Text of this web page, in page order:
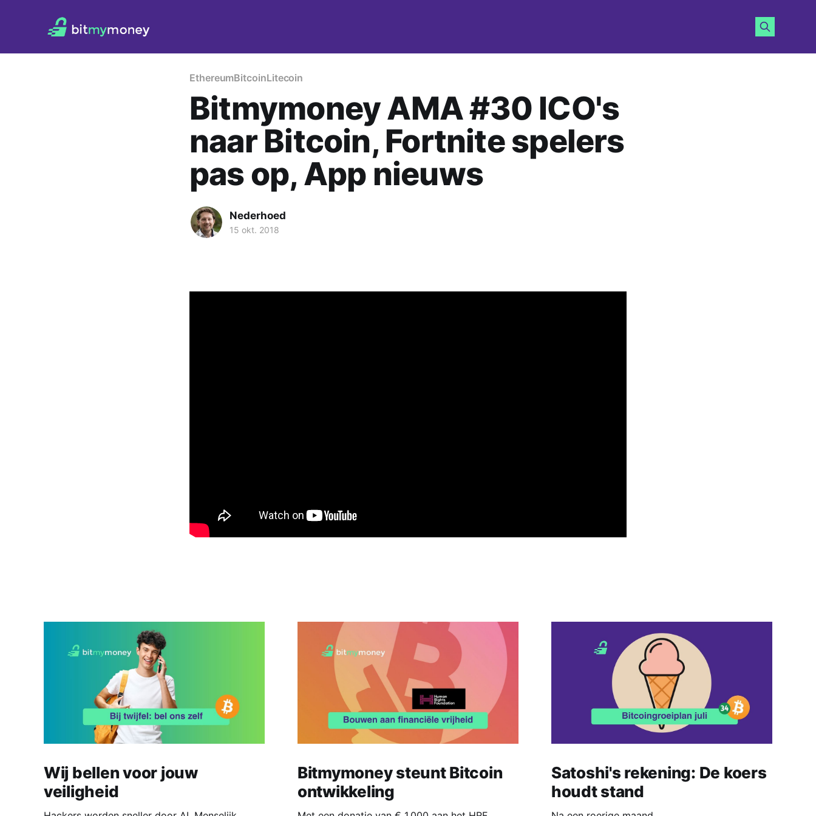
EthereumBitcoinLitecoin
Bitmymoney AMA #30 ICO's
naar Bitcoin, Fortnite spelers
pas op, App nieuws
Nederhoed
15 okt. 2018
Wij bellen voor jouw
veiligheid
Bitmymoney steunt Bitcoin
ontwikkeling
Satoshi's rekening: De koers
houdt stand